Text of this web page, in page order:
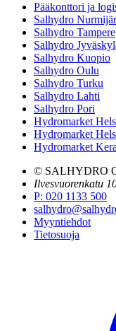
Pääkonttori ja
Salhydro
Salhydro Tampere
Salhydro
Salhydro Kuopio
Salhydro Oulu
Salhydro Turku
Salhydro Lahti
Salhydro Pori
Hydromarket
Hydromarket
Hydromarket
© SALHYDRO
Ilvesvuorenkatu
P: 020 1133 500
Myyntiehdot
Tietosuoja